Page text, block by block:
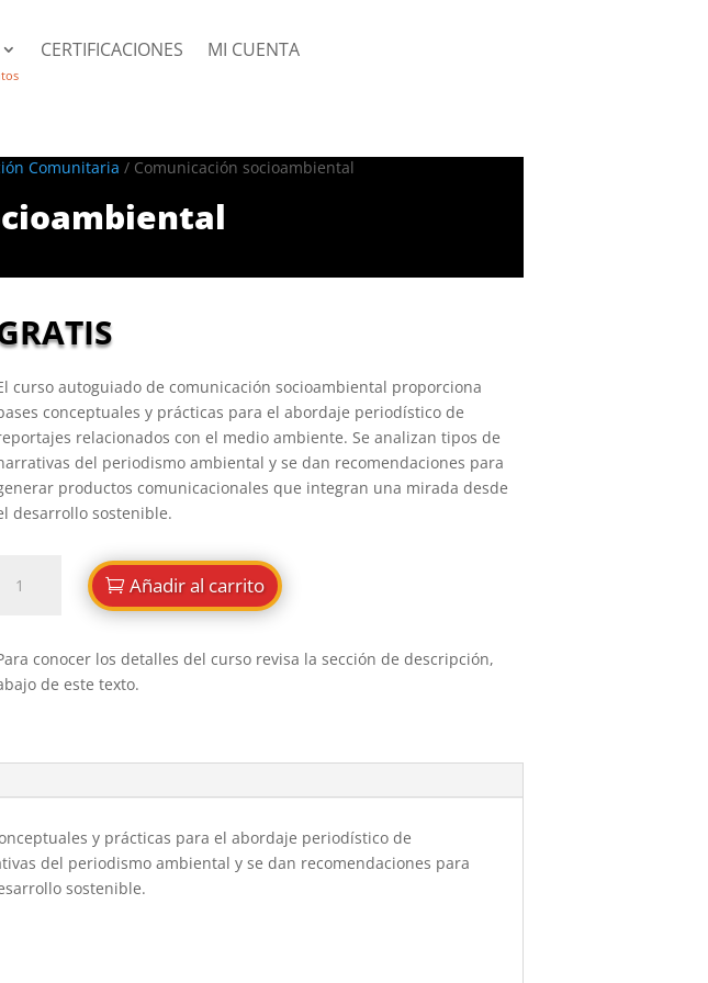
CERTIFICACIONES MI CUENTA
Comunitaria / Comunicación socioambiental
curso autoguiado de comunicación socioambiental proporciona
conceptuales y prácticas para el abordaje periodístico de
relacionados con el medio ambiente. Se analizan tipos de
del periodismo ambiental y se dan recomendaciones para
productos comunicacionales que integran una mirada desde
desarrollo sostenible.
Comunicación
socioambiental
Añadir al carrito
conocer los detalles del curso revisa la sección de descripción,
de este texto.
y prácticas para el abordaje periodístico de
del periodismo ambiental y se dan recomendaciones para
sostenible.